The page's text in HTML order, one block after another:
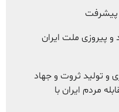
پیشرفت
پیروزی ملت ایران
و تولید ثروت و جهاد
مردم ایران با